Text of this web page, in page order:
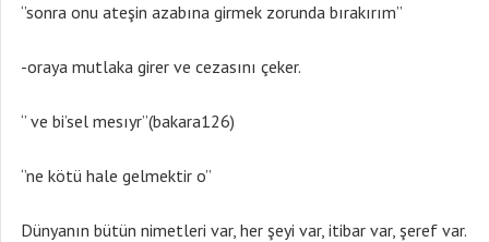
‘’sonra onu ateşin azabına girmek zorunda bırakırım’’
-oraya mutlaka girer ve cezasını çeker.
‘’ ve bi’sel mesıyr’’(bakara126)
‘’ne kötü hale gelmektir o’’
Dünyanın bütün nimetleri var, her şeyi var, itibar var, şeref var.